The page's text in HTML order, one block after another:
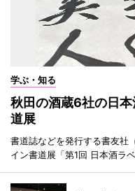
学ぶ・知る
秋田の酒蔵6社の日
道展
書道誌などを発行する書友社
イン書道展「第1回 日本酒ラ